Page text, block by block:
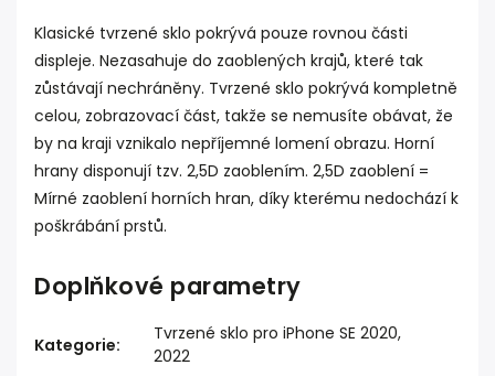
Klasické tvrzené sklo pokrývá pouze rovnou části
displeje. Nezasahuje do zaoblených krajů, které tak
zůstávají nechráněny. Tvrzené sklo pokrývá kompletně
celou, zobrazovací část, takže se nemusíte obávat, že
by na kraji vznikalo nepříjemné lomení obrazu. Horní
hrany disponují tzv. 2,5D zaoblením. 2,5D zaoblení =
Mírné zaoblení horních hran, díky kterému nedochází k
poškrábání prstů.
Doplňkové parametry
Kategorie:
Tvrzené sklo pro iPhone SE 2020,
2022